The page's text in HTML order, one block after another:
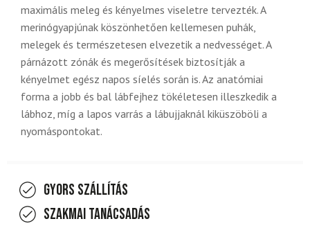
maximális meleg és kényelmes viseletre tervezték. A
merinógyapjúnak köszönhetően kellemesen puhák,
melegek és természetesen elvezetik a nedvességet. A
párnázott zónák és megerősítések biztosítják a
kényelmet egész napos síelés során is. Az anatómiai
forma a jobb és bal lábfejhez tökéletesen illeszkedik a
lábhoz, míg a lapos varrás a lábujjaknál kiküszöböli a
nyomáspontokat.
Gyors szállítás
Szakmai tanácsadás